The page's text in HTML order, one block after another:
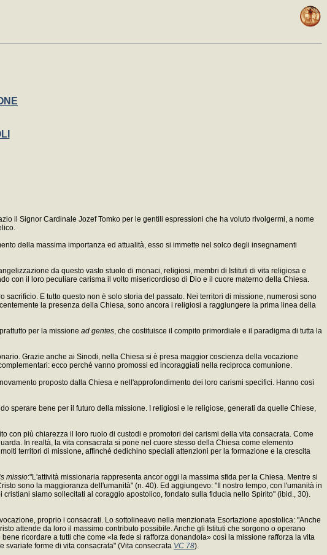
il Signor Cardinale Jozef Tomko per le gentili espressioni che ha voluto rivolgermi, a nome
della massima importanza ed attualità, esso si immette nel solco degli insegnamenti
da questo vasto stuolo di monaci, religiosi, membri di Istituti di vita religiosa e
con il loro peculiare carisma il volto misericordioso di Dio e il cuore materno della Chiesa.
E tutto questo non è solo storia del passato. Nei territori di missione, numerosi sono
la presenza della Chiesa, sono ancora i religiosi a raggiungere la prima linea della
per la missione ad gentes, che costituisce il compito primordiale e il paradigma di tutta la
Grazie anche ai Sinodi, nella Chiesa si è presa maggior coscienza della vocazione
ecco perché vanno promossi ed incoraggiati nella reciproca comunione.
proposto dalla Chiesa e nell'approfondimento dei loro carismi specifici. Hanno così
sperare bene per il futuro della missione. I religiosi e le religiose, generati da quelle Chiese,
più chiarezza il loro ruolo di custodi e promotori dei carismi della vita consacrata. Come
In realtà, la vita consacrata si pone nel cuore stesso della Chiesa come elemento
territori di missione, affinché dedichino speciali attenzioni per la formazione e la crescita
missio:"L'attività missionaria rappresenta ancor oggi la massima sfida per la Chiesa. Mentre si
sono la maggioranza dell'umanità" (n. 40). Ed aggiungevo: "Il nostro tempo, con l'umanità in
siamo sollecitati al coraggio apostolico, fondato sulla fiducia nello Spirito" (ibid., 30).
proprio i consacrati. Lo sottolineavo nella menzionata Esortazione apostolica: "Anche
attende da loro il massimo contributo possibile. Anche gli Istituti che sorgono o operano
ricordare a tutti che come «la fede si rafforza donandola» così la missione rafforza la vita
forme di vita consacrata" (Vita consecrata VC 78).